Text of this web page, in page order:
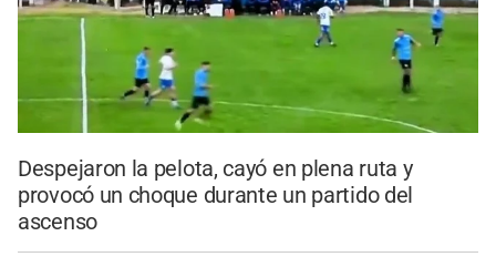
Despejaron la pelota, cayó en plena ruta y
provocó un choque durante un partido del
ascenso